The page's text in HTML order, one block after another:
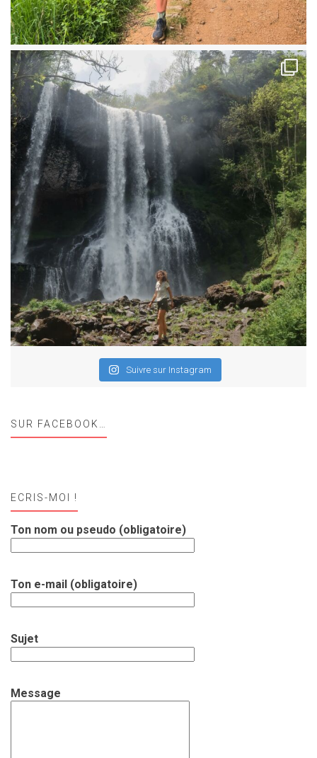
Suivre sur Instagram
SUR FACEBOOK…
ECRIS-MOI !
Ton nom ou pseudo (obligatoire)
Ton e-mail (obligatoire)
Sujet
Message